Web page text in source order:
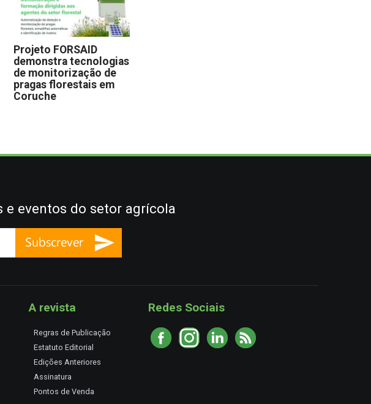
Projeto FORSAID
demonstra tecnologias
de monitorização de
pragas florestais em
Coruche
e eventos do setor agrícola
A revista
Regras de Publicação
Estatuto Editorial
Edições Anteriores
Assinatura
Pontos de Venda
Redes Sociais